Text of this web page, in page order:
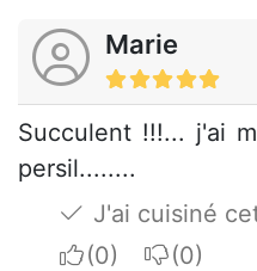
Marie
Succulent !!!... j'ai
persil........
J'ai cuisiné
I apreciate
I do